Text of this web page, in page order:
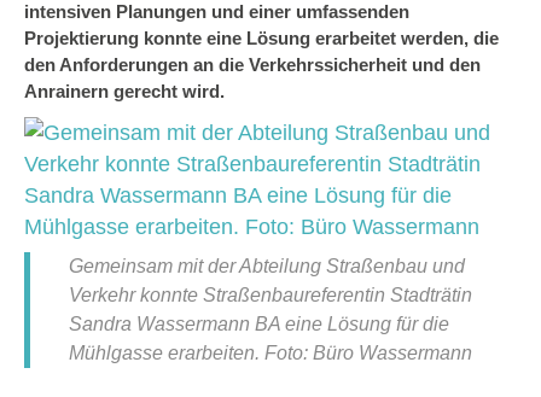
intensiven Planungen und einer umfassenden
Projektierung konnte eine Lösung erarbeitet werden, die
den Anforderungen an die Verkehrssicherheit und den
Anrainern gerecht wird.
Gemeinsam mit der Abteilung Straßenbau und
Verkehr konnte Straßenbaureferentin Stadträtin
Sandra Wassermann BA eine Lösung für die
Mühlgasse erarbeiten. Foto: Büro Wassermann